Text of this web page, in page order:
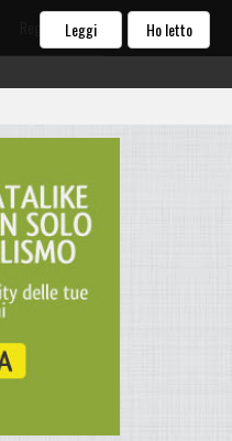
RegistratiLeggi Ho letto